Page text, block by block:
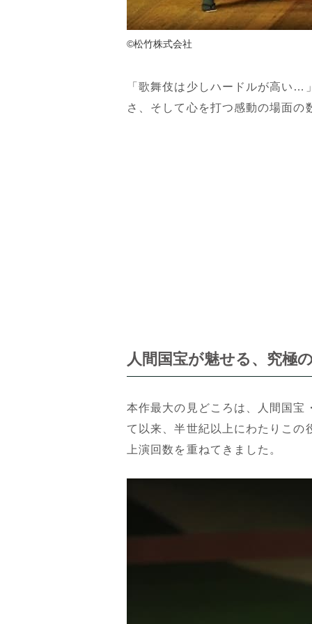
©松竹株式会社
「歌舞伎は少しハードルが高い…
さ、そして心を打つ感動の場面
人間国宝が魅せる、究極
本作最大の見どころは、人間国宝
て以来、半世紀以上にわたりこ
上演回数を重ねてきました。